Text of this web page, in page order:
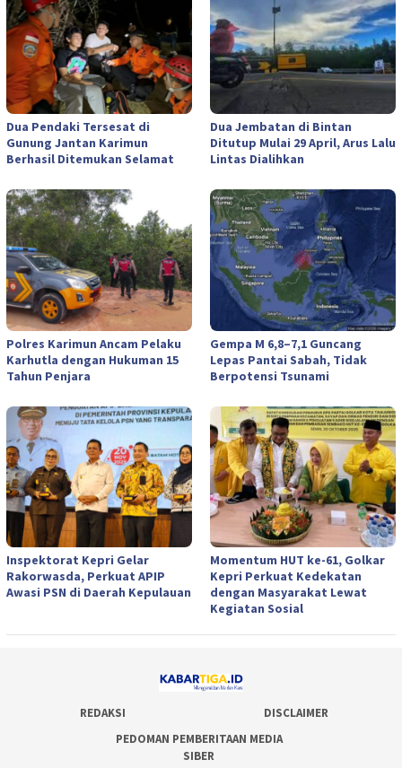
Dua Pendaki Tersesat di
Gunung Jantan Karimun
Berhasil Ditemukan Selamat
Dua Jembatan di Bintan
Ditutup Mulai 29 April, Arus Lalu
Lintas Dialihkan
Polres Karimun Ancam Pelaku
Karhutla dengan Hukuman 15
Tahun Penjara
Gempa M 6,8–7,1 Guncang
Lepas Pantai Sabah, Tidak
Berpotensi Tsunami
Inspektorat Kepri Gelar
Rakorwasda, Perkuat APIP
Awasi PSN di Daerah Kepulauan
Momentum HUT ke-61, Golkar
Kepri Perkuat Kedekatan
dengan Masyarakat Lewat
Kegiatan Sosial
REDAKSI
DISCLAIMER
PEDOMAN PEMBERITAAN MEDIA
SIBER